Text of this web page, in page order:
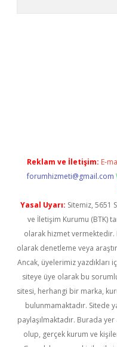
Reklam ve İletişim: E-
forumhizmeti@gmail.com
Yasal Uyarı: Sitemiz, 5651
ve İletişim Kurumu (BTK)
olarak hizmet
olarak denetleme veya
Ancak, üyelerimiz yazdıkları
siteye üye olarak bu
sitesi, herhangi bir marka,
bulunmamaktadır. Sitede
paylaşılmaktadır. Burada
olup, gerçek kurum ve